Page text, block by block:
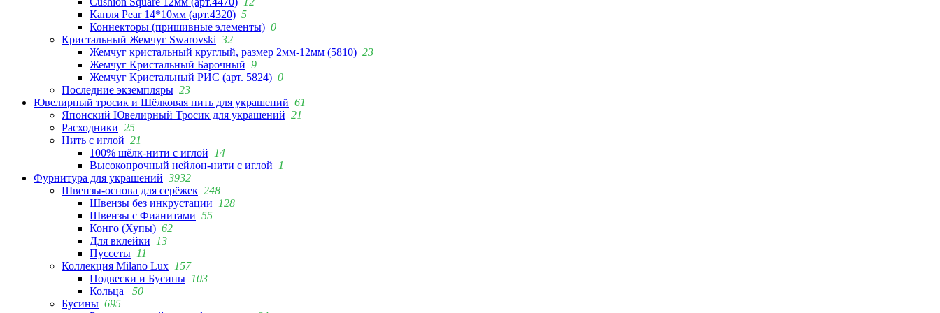
Капля Pear 14*10мм (арт.4320) 5
Коннекторы (пришивные элементы) 0
Кристальный Жемчуг Swarovski 32
Жемчуг кристальный круглый, размер 2мм-12мм (5810) 23
Жемчуг Кристальный Барочный 9
Жемчуг Кристальный РИС (арт. 5824) 0
Последние экземпляры 23
Ювелирный тросик и Шёлковая нить для украшений 61
Японский Ювелирный Тросик для украшений 21
Расходники 25
Нить с иглой 21
100% шёлк-нити с иглой
14
Высокопрочный нейлон-нити с иглой
1
Фурнитура для украшений 3932
Швензы-основа для серёжек 248
Швензы без инкрустации
128
Швензы с Фианитами 55
Конго (Хупы) 62
Для вклейки
13
Пуссеты 11
Коллекция Milano Lux 157
Подвески и Бусины 103
Кольца
50
Бусины 695